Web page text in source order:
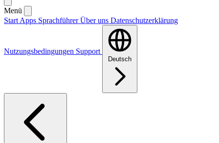
Menü
Start Apps SprachführerÜber uns Datenschutzerklärung
Nutzungsbedingungen Support
Deutsch